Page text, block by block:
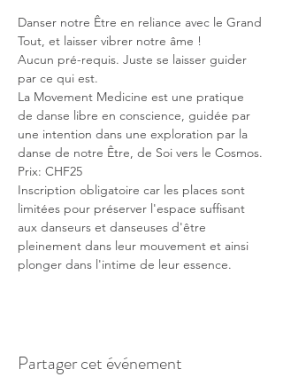
Danser notre Être en reliance avec le Grand
Tout, et laisser vibrer notre âme !
Aucun pré-requis. Juste se laisser guider
par ce qui est.
La Movement Medicine est une pratique
de danse libre en conscience, guidée par
une intention dans une exploration par la
danse de notre Être, de Soi vers le Cosmos.
Prix: CHF25
Inscription obligatoire car les places sont
limitées pour préserver l'espace suffisant
aux danseurs et danseuses d'être
pleinement dans leur mouvement et ainsi
plonger dans l'intime de leur essence.
Partager cet événement